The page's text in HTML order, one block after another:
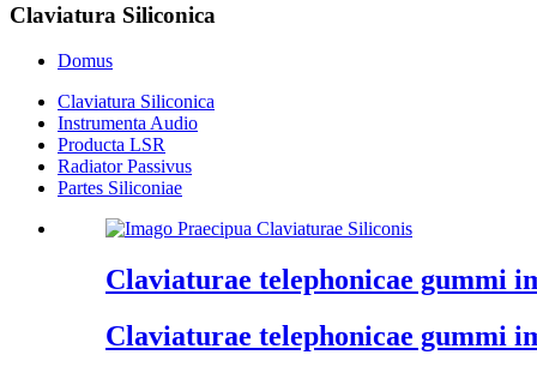
Claviatura Siliconica
Domus
Claviatura Siliconica
Instrumenta Audio
Producta LSR
Radiator Passivus
Partes Siliconiae
Claviaturae telephonicae gummi
Claviaturae telephonicae gummi